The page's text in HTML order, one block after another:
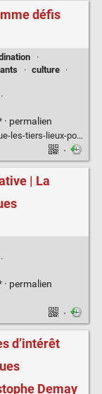
défis
·
· culture
·
·
permalien
des-politiques-culturelles/#_ftn2
·
| La
·
permalien
·
d’intérêt
Demay